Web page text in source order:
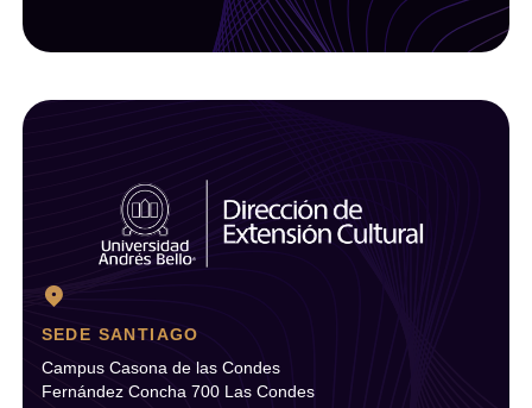
SEDE SANTIAGO
Campus Casona de las Condes
Fernández Concha 700 Las Condes